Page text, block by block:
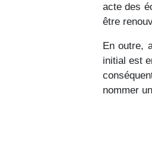
acte des
être
En outre,
initial est
nommer